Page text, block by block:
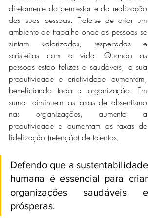
diretamente do bem-estar e da realização
das suas pessoas. Trata-se de criar um
ambiente de trabalho onde as pessoas se
sintam valorizadas, respeitadas e
satisfeitas com a vida. Quando as
pessoas estão felizes e saudáveis, a sua
produtividade e criatividade aumentam,
beneficiando toda a organização. Em
suma: diminuem as taxas de absentismo
nas organizações, aumenta a
produtividade e aumentam as taxas de
fidelização (retenção) de talentos.
Defendo que a sustentabilidade
humana é essencial para criar
organizações saudáveis e
prósperas.